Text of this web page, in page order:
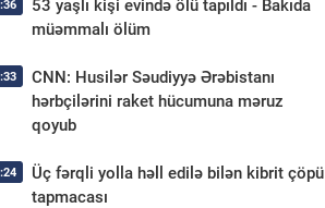
53 yaşlı kişi evində ölü tapıldı - Bakıda
müəmmalı ölüm
CNN: Husilər Səudiyyə Ərəbistanı
hərbçilərini raket hücumuna məruz
qoyub
Üç fərqli yolla həll edilə bilən kibrit çöpü
tapmacası